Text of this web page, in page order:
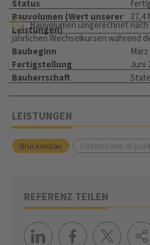
Status
Bauvolumen (Wert unserer
Leistungen)
37,4
Bauvolumen umgerechnet
jährlichen Wechselkursen während
Baubeginn
Fertigstellung
Juni
Bauherrschaft
LEISTUNGEN
Brückenbau Costruzione di
REFERENZ TEILEN